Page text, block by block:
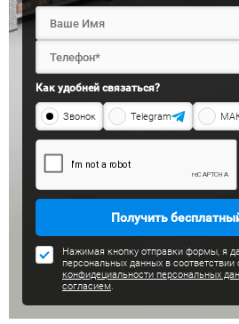
Как удобней связаться?
Звонок Telegram
Получить
Нажимая кнопку отправки формы, я
персональных данных в соответствии
конфидециальности персональных
согласием.